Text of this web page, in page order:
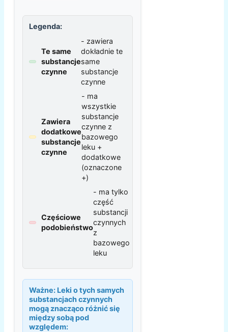
Legenda:
Te same
substancje
czynne
- zawiera
dokładnie te
same
substancje
czynne
Zawiera
dodatkowe
substancje
czynne
- ma
wszystkie
substancje
czynne z
bazowego
leku +
dodatkowe
(oznaczone
+)
Częściowe
podobieństwo
- ma tylko
część
substancji
czynnych
z
bazowego
leku
Ważne: Leki o tych samych
substancjach czynnych
mogą znacząco różnić się
między sobą pod
względem: